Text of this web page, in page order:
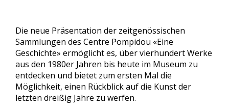
Die neue Präsentation der zeitgenössischen
Sammlungen des Centre Pompidou «Eine
Geschichte» ermöglicht es, über vierhundert Werke
aus den 1980er Jahren bis heute im Museum zu
entdecken und bietet zum ersten Mal die
Möglichkeit, einen Rückblick auf die Kunst der
letzten dreißig Jahre zu werfen.